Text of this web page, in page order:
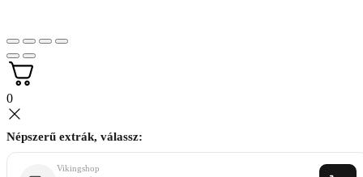
0
Népszerű extrák, válassz:
Vikingshop